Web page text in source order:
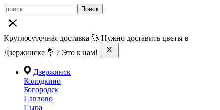
Поиск
Круглосуточная доставка 🚀 Нужно доставить цветы в
Дзержинске 💐 ? Это к нам!
Дзержинск
Колодкино
Богородск
Павлово
Пыра